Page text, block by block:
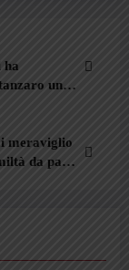
ha
una
meraviglio
da parte